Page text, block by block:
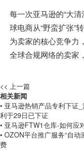
每一次亚马逊的“大
球电商从“野蛮扩张”
为卖家的核心竞争力
全球合规网络的卖家
<< 上一篇
相关新闻
• 亚马逊热销产品专利下证
利于29日已下证
• 亚马逊FTW1仓库-如何应
• OZON平台推广服务“自
费